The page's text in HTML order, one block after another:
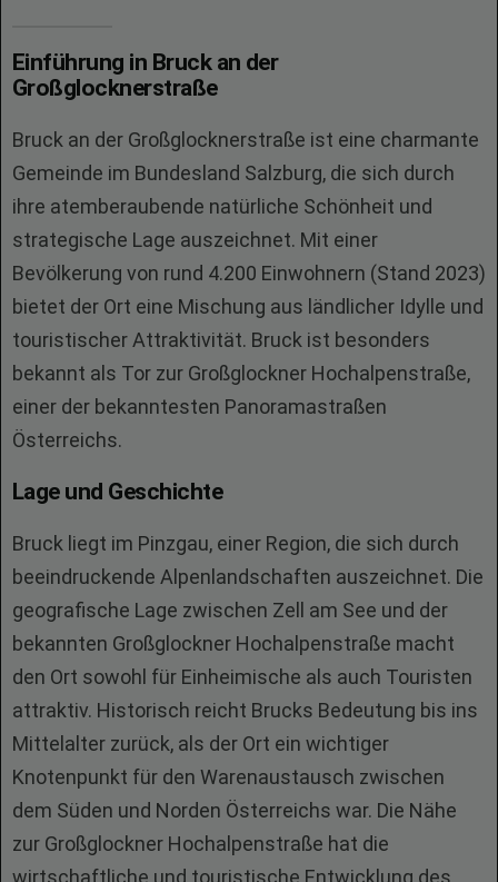
Einführung in Bruck an der
Großglocknerstraße
Bruck an der Großglocknerstraße ist eine charmante
Gemeinde im Bundesland Salzburg, die sich durch
ihre atemberaubende natürliche Schönheit und
strategische Lage auszeichnet. Mit einer
Bevölkerung von rund 4.200 Einwohnern (Stand 2023)
bietet der Ort eine Mischung aus ländlicher Idylle und
touristischer Attraktivität. Bruck ist besonders
bekannt als Tor zur Großglockner Hochalpenstraße,
einer der bekanntesten Panoramastraßen
Österreichs.
Lage und Geschichte
Bruck liegt im Pinzgau, einer Region, die sich durch
beeindruckende Alpenlandschaften auszeichnet. Die
geografische Lage zwischen Zell am See und der
bekannten Großglockner Hochalpenstraße macht
den Ort sowohl für Einheimische als auch Touristen
attraktiv. Historisch reicht Brucks Bedeutung bis ins
Mittelalter zurück, als der Ort ein wichtiger
Knotenpunkt für den Warenaustausch zwischen
dem Süden und Norden Österreichs war. Die Nähe
zur Großglockner Hochalpenstraße hat die
wirtschaftliche und touristische Entwicklung des